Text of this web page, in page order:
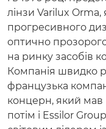
лінзи Varilux
прогресивного
оптично
на ринку засобів
Компанія швидко
французька
концерн, який мав
потім і Essilor